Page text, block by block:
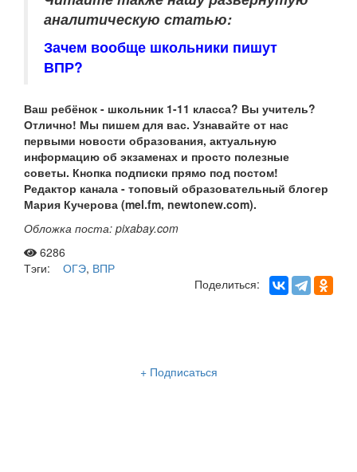
аналитическую статью:
Зачем вообще школьники пишут
ВПР?
Ваш ребёнок - школьник 1-11 класса? Вы учитель?
Отлично! Мы пишем для вас. Узнавайте от нас
первыми новости образования, актуальную
информацию об экзаменах и просто полезные
советы. Кнопка подписки прямо под постом!
Редактор канала - топовый образовательный блогер
Мария Кучерова (mel.fm, newtonew.com).
Обложка поста: pixabay.com
6286
Тэги:
ОГЭ, ВПР
Поделиться:
+ Подписаться